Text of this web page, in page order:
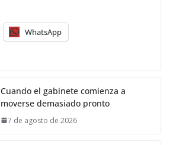
WhatsApp
Cuando el gabinete comienza a
moverse demasiado pronto
7 de agosto de 2026